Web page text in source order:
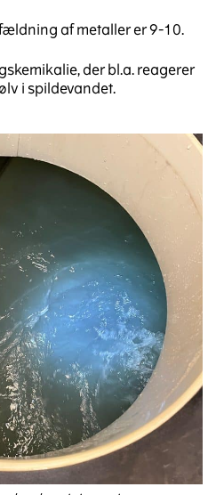
af metaller er 9-10.
der bl.a. reagerer
i spildevandet.